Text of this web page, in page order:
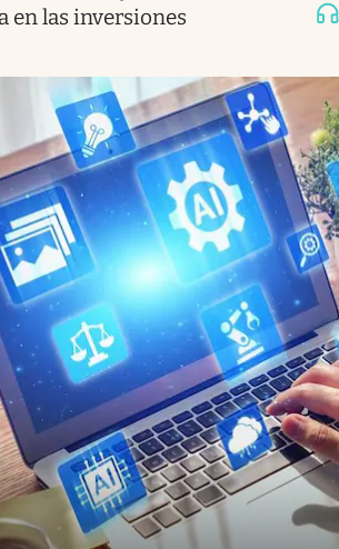
en las inversiones